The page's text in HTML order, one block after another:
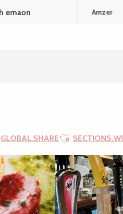
emaon Amzer
GLOBAL.SHARE Ajouter aux favoris